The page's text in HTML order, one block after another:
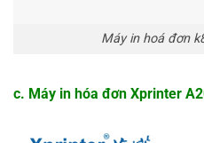
Máy in hoá đơn
c. Máy in hóa đơn Xprinter